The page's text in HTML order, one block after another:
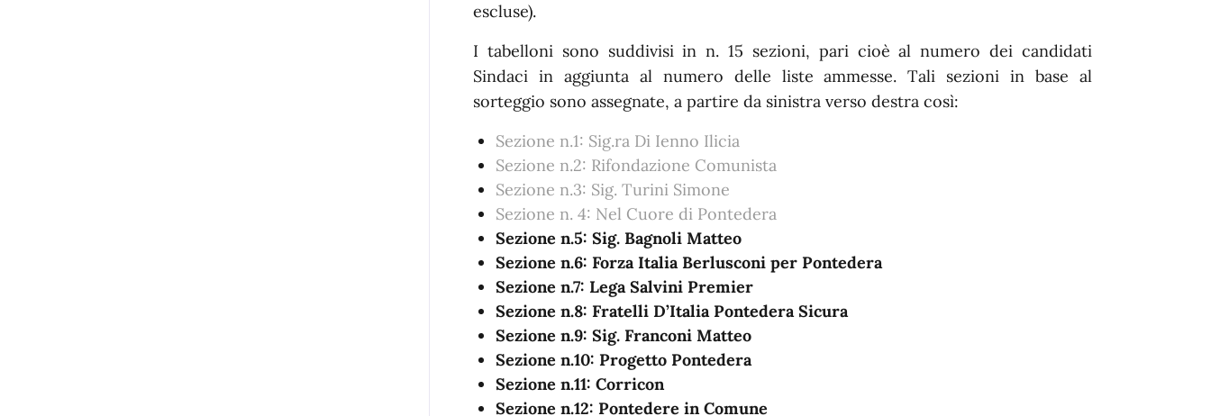
escluse).
I tabelloni sono suddivisi in n. 15 sezioni, pari cioè al numero dei candidati
Sindaci in aggiunta al numero delle liste ammesse. Tali sezioni in base al
sorteggio sono assegnate, a partire da sinistra verso destra così:
Sezione n.1: Sig.ra Di Ienno Ilicia
Sezione n.2: Rifondazione Comunista
Sezione n.3: Sig. Turini Simone
Sezione n. 4: Nel Cuore di Pontedera
Sezione n.5: Sig. Bagnoli Matteo
Sezione n.6: Forza Italia Berlusconi per Pontedera
Sezione n.7: Lega Salvini Premier
Sezione n.8: Fratelli D’Italia Pontedera Sicura
Sezione n.9: Sig. Franconi Matteo
Sezione n.10: Progetto Pontedera
Sezione n.11: Corricon
Sezione n.12: Pontedere in Comune